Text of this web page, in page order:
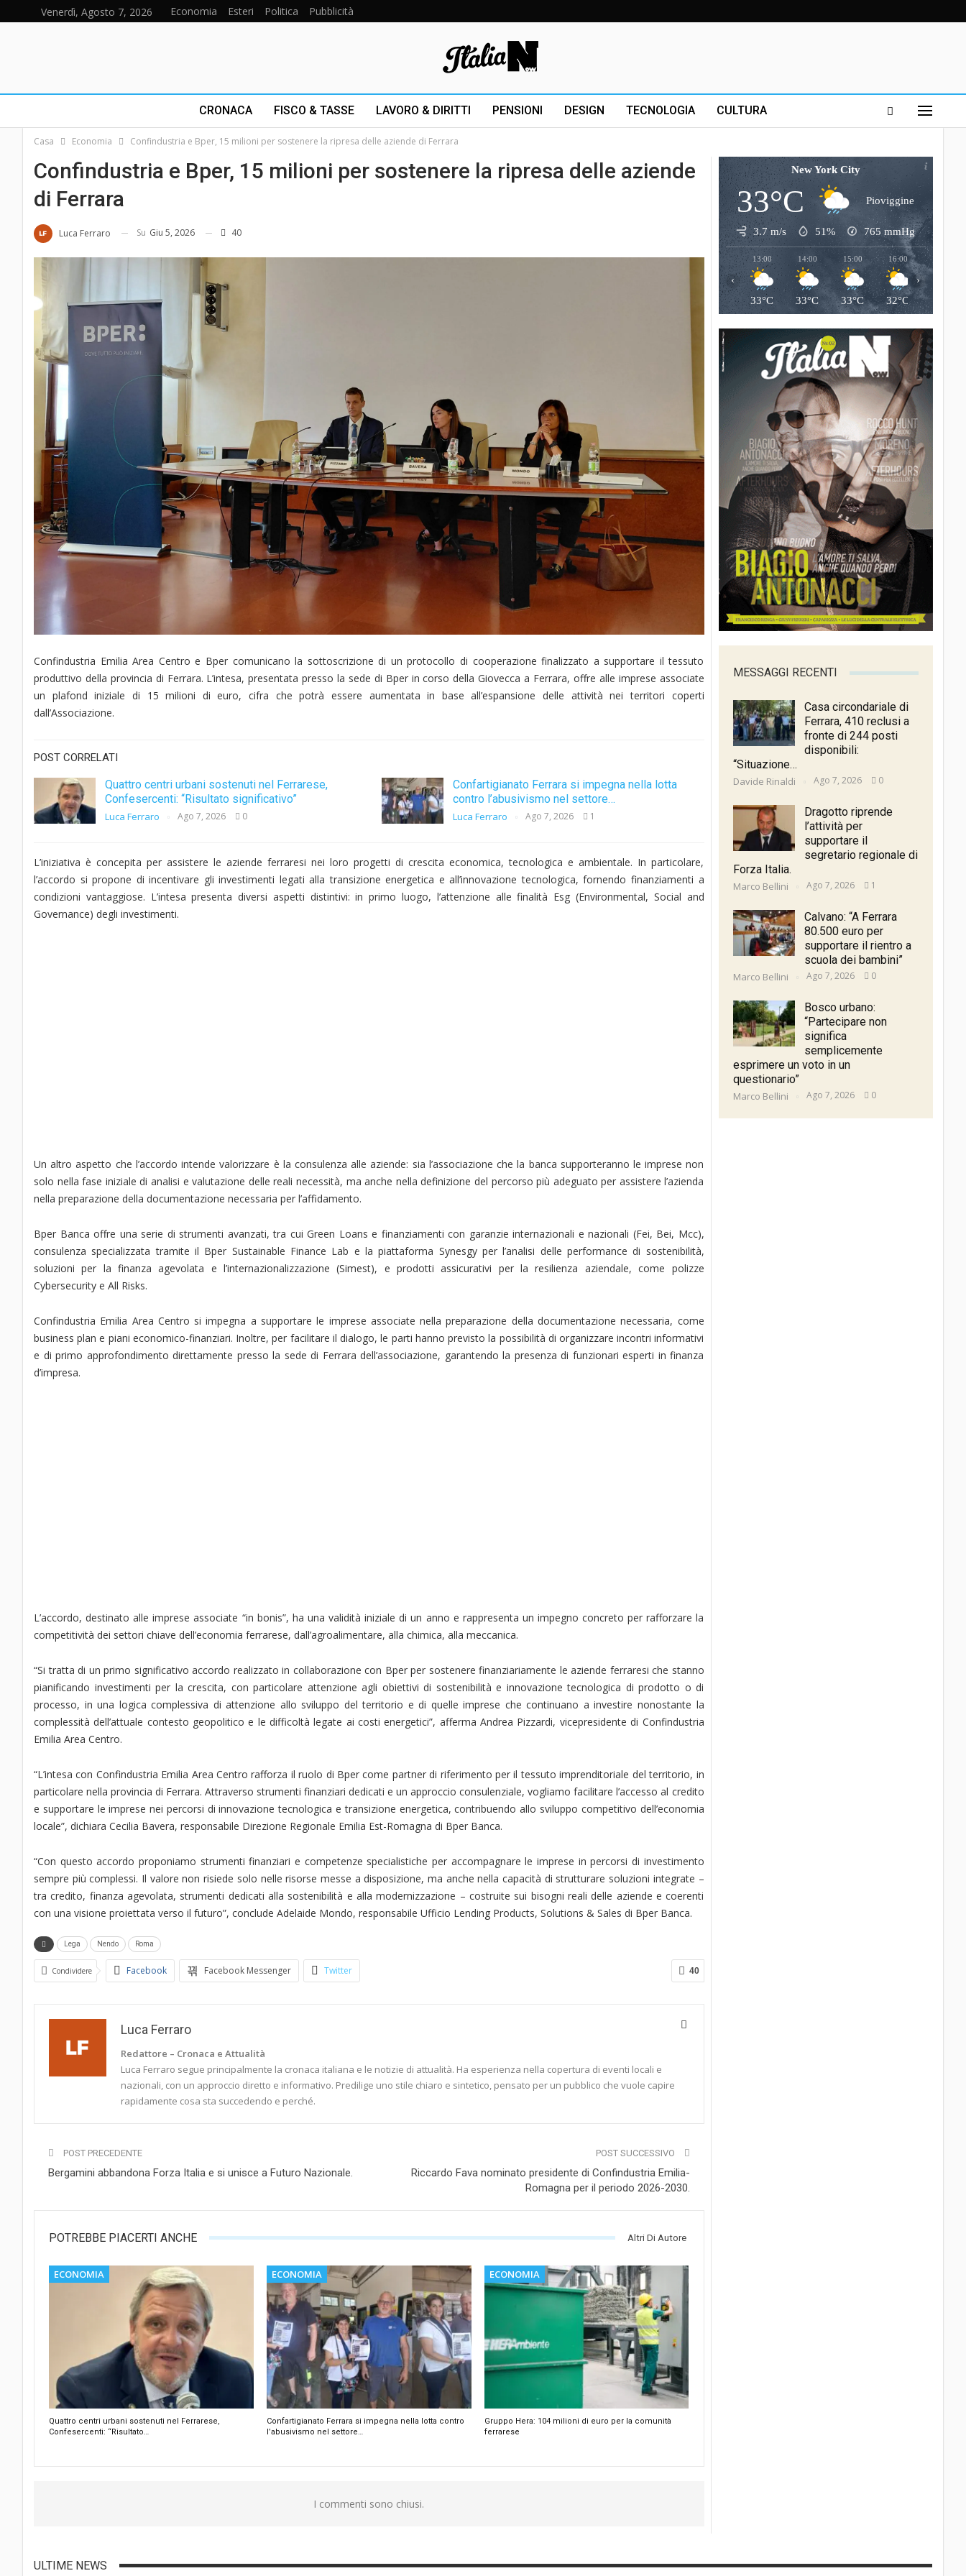
Venerdì, Agosto 7, 2026 Economia Esteri Politica Pubblicità
CRONACA FISCO & TASSE LAVORO & DIRITTI PENSIONI DESIGN TECNOLOGIA CULTURA
Casa Economia Confindustria e Bper, 15 milioni per sostenere la ripresa delle aziende di Ferrara
Confindustria e Bper, 15 milioni per sostenere la ripresa delle aziende
di Ferrara
Luca Ferraro Su Giu 5, 2026 40
Confindustria Emilia Area Centro e Bper comunicano la sottoscrizione di un protocollo di cooperazione finalizzato a supportare il tessuto
produttivo della provincia di Ferrara. L’intesa, presentata presso la sede di Bper in corso della Giovecca a Ferrara, offre alle imprese associate
un plafond iniziale di 15 milioni di euro, cifra che potrà essere aumentata in base all’espansione delle attività nei territori coperti
dall’Associazione.
POST CORRELATI
Quattro centri urbani sostenuti nel Ferrarese,
Confesercenti: “Risultato significativo”
Luca Ferraro Ago 7, 2026 0
Confartigianato Ferrara si impegna nella lotta
contro l’abusivismo nel settore…
Luca Ferraro Ago 7, 2026 1
L’iniziativa è concepita per assistere le aziende ferraresi nei loro progetti di crescita economica, tecnologica e ambientale. In particolare,
l’accordo si propone di incentivare gli investimenti legati alla transizione energetica e all’innovazione tecnologica, fornendo finanziamenti a
condizioni vantaggiose. L’intesa presenta diversi aspetti distintivi: in primo luogo, l’attenzione alle finalità Esg (Environmental, Social and
Governance) degli investimenti.
Un altro aspetto che l’accordo intende valorizzare è la consulenza alle aziende: sia l’associazione che la banca supporteranno le imprese non
solo nella fase iniziale di analisi e valutazione delle reali necessità, ma anche nella definizione del percorso più adeguato per assistere l’azienda
nella preparazione della documentazione necessaria per l’affidamento.
Bper Banca offre una serie di strumenti avanzati, tra cui Green Loans e finanziamenti con garanzie internazionali e nazionali (Fei, Bei, Mcc),
consulenza specializzata tramite il Bper Sustainable Finance Lab e la piattaforma Synesgy per l’analisi delle performance di sostenibilità,
soluzioni per la finanza agevolata e l’internazionalizzazione (Simest), e prodotti assicurativi per la resilienza aziendale, come polizze
Cybersecurity e All Risks.
Confindustria Emilia Area Centro si impegna a supportare le imprese associate nella preparazione della documentazione necessaria, come
business plan e piani economico-finanziari. Inoltre, per facilitare il dialogo, le parti hanno previsto la possibilità di organizzare incontri informativi
e di primo approfondimento direttamente presso la sede di Ferrara dell’associazione, garantendo la presenza di funzionari esperti in finanza
d’impresa.
L’accordo, destinato alle imprese associate “in bonis”, ha una validità iniziale di un anno e rappresenta un impegno concreto per rafforzare la
competitività dei settori chiave dell’economia ferrarese, dall’agroalimentare, alla chimica, alla meccanica.
“Si tratta di un primo significativo accordo realizzato in collaborazione con Bper per sostenere finanziariamente le aziende ferraresi che stanno
pianificando investimenti per la crescita, con particolare attenzione agli obiettivi di sostenibilità e innovazione tecnologica di prodotto o di
processo, in una logica complessiva di attenzione allo sviluppo del territorio e di quelle imprese che continuano a investire nonostante la
complessità dell’attuale contesto geopolitico e le difficoltà legate ai costi energetici”, afferma Andrea Pizzardi, vicepresidente di Confindustria
Emilia Area Centro.
“L’intesa con Confindustria Emilia Area Centro rafforza il ruolo di Bper come partner di riferimento per il tessuto imprenditoriale del territorio, in
particolare nella provincia di Ferrara. Attraverso strumenti finanziari dedicati e un approccio consulenziale, vogliamo facilitare l’accesso al credito
e supportare le imprese nei percorsi di innovazione tecnologica e transizione energetica, contribuendo allo sviluppo competitivo dell’economia
locale”, dichiara Cecilia Bavera, responsabile Direzione Regionale Emilia Est-Romagna di Bper Banca.
“Con questo accordo proponiamo strumenti finanziari e competenze specialistiche per accompagnare le imprese in percorsi di investimento
sempre più complessi. Il valore non risiede solo nelle risorse messe a disposizione, ma anche nella capacità di strutturare soluzioni integrate –
tra credito, finanza agevolata, strumenti dedicati alla sostenibilità e alla modernizzazione – costruite sui bisogni reali delle aziende e coerenti
con una visione proiettata verso il futuro”, conclude Adelaide Mondo, responsabile Ufficio Lending Products, Solutions & Sales di Bper Banca.
Lega Nendo Roma
40
Condividere Facebook Facebook Messenger Twitter
Luca Ferraro
Redattore – Cronaca e Attualità
Luca Ferraro segue principalmente la cronaca italiana e le notizie di attualità. Ha esperienza nella copertura di eventi locali e
nazionali, con un approccio diretto e informativo. Predilige uno stile chiaro e sintetico, pensato per un pubblico che vuole capire
rapidamente cosa sta succedendo e perché.
POST PRECEDENTE
Bergamini abbandona Forza Italia e si unisce a Futuro Nazionale.
POST SUCCESSIVO
Riccardo Fava nominato presidente di Confindustria Emilia-
Romagna per il periodo 2026-2030.
POTREBBE PIACERTI ANCHE Altri Di Autore
ECONOMIA
Quattro centri urbani sostenuti nel Ferrarese,
Confesercenti: “Risultato…
ECONOMIA
Confartigianato Ferrara si impegna nella lotta contro
l’abusivismo nel settore…
ECONOMIA
Gruppo Hera: 104 milioni di euro per la comunità
ferrarese
I commenti sono chiusi.
New York City
33°C Pioviggine
3.7 m/s 51% 765mmHg
13:00
33°C
14:00
33°C
15:00
33°C
16:00
32°C
‹ ›
MESSAGGI RECENTI
Casa circondariale di
Ferrara, 410 reclusi a
fronte di 244 posti
disponibili:
“Situazione…
Davide Rinaldi Ago 7, 2026 0
Dragotto riprende
l’attività per
supportare il
segretario regionale di
Forza Italia.
Marco Bellini Ago 7, 2026 1
Calvano: “A Ferrara
80.500 euro per
supportare il rientro a
scuola dei bambini”
Marco Bellini Ago 7, 2026 0
Bosco urbano:
“Partecipare non
significa
semplicemente
esprimere un voto in un
questionario”
Marco Bellini Ago 7, 2026 0
ULTIME NEWS